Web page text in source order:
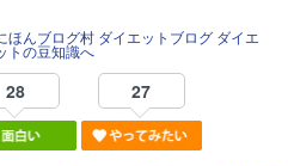
28 27